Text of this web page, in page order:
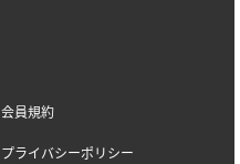
会員規約
プライバシーポリシー